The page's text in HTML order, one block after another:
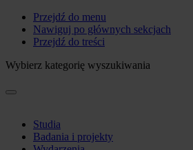
Przejdź do menu
Nawiguj po głównych sekcjach
Przejdź do treści
Wybierz kategorię wyszukiwania
Studia
Badania i projekty